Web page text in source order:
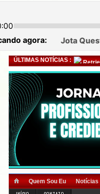
ÚLTIMAS NOTÍCIAS :
Quem Sou Eu Notícias